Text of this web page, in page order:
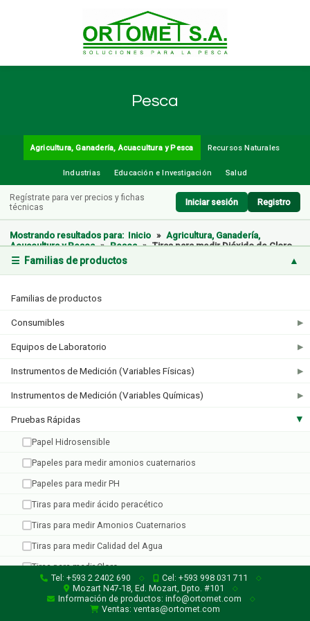
Pesca
Agricultura, Ganadería, Acuacultura y Pesca Recursos Naturales
Industrias Educación e Investigación Salud
Regístrate para ver precios y fichas
técnicas
Iniciar sesión Registro
☰ Familias de productos ▲
Familias de productos
Consumibles ▶
Equipos de Laboratorio ▶
Instrumentos de Medición (Variables Físicas) ▶
Instrumentos de Medición (Variables Químicas) ▶
Pruebas Rápidas ▶
Papel Hidrosensible
Papeles para medir amonios cuaternarios
Papeles para medir PH
Tiras para medir ácido peracético
Tiras para medir Amonios Cuaternarios
Tiras para medir Calidad del Agua
Tiras para medir Cloro
Tiras para medir Dióxido de Cloro
Tiras para medir Nitratos y Nitritos
Mostrando resultados para: Inicio » Agricultura, Ganadería,
Acuacultura y Pesca » Pesca » Tiras para medir Dióxido de Cloro
1 producto
Tel: +593 2 2402 690 ◇ Cel: +593 998 031 711 ◇
Mozart N47-18, Ed. Mozart, Dpto. #101 ◇
Información de productos: info@ortomet.com ◇
Ventas: ventas@ortomet.com